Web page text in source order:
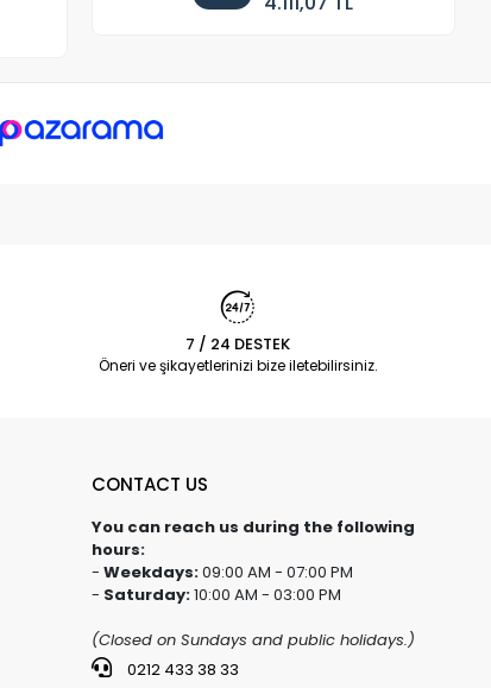
7 / 24 DESTEK
Öneri ve şikayetlerinizi bize iletebilirsiniz.
CONTACT US
You can reach us during the following
hours:
- Weekdays:09:00 AM - 07:00 PM
- Saturday:10:00 AM - 03:00 PM
(Closed on Sundays and public holidays.)
0212 433 38 33